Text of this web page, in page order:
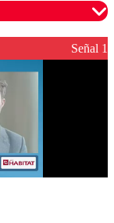
un
Señal 1